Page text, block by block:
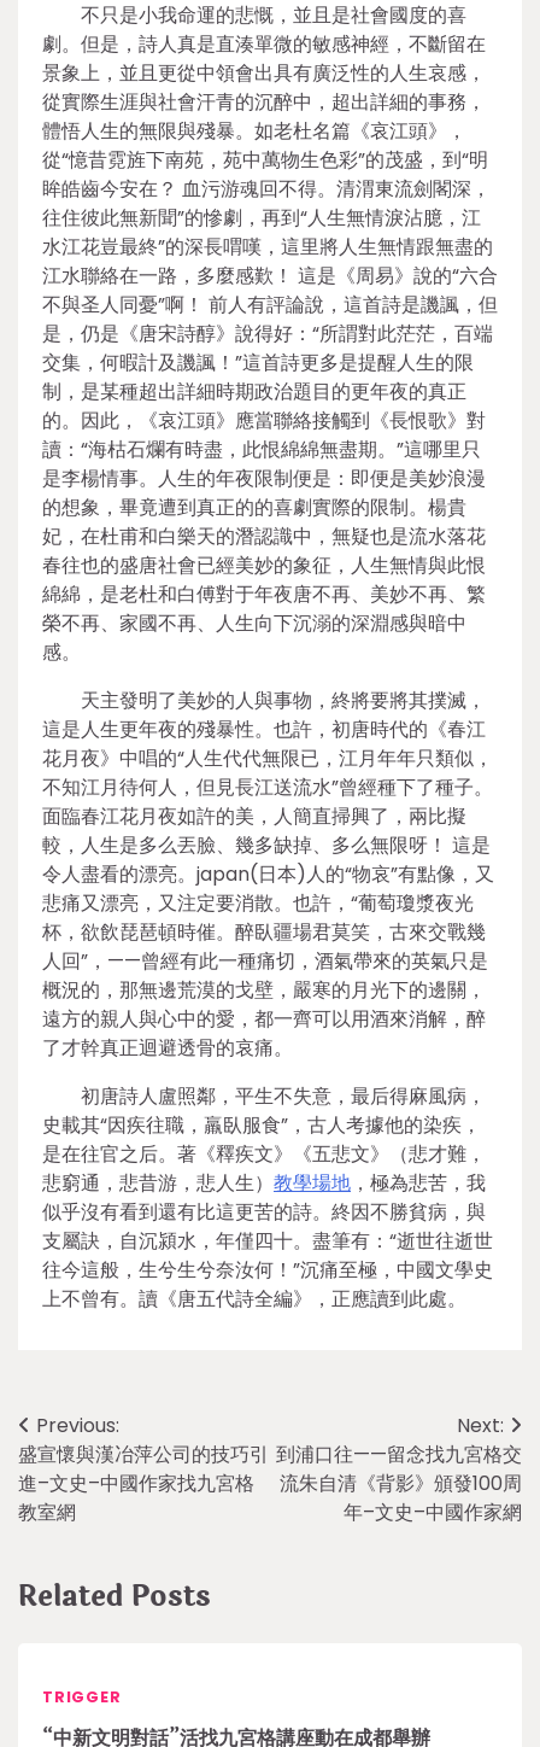
不只是小我命運的悲慨，並且是社會國度的喜
劇。但是，詩人真是直湊單微的敏感神經，不斷留在
景象上，並且更從中領會出具有廣泛性的人生哀感，
從實際生涯與社會汗青的沉醉中，超出詳細的事務，
體悟人生的無限與殘暴。如老杜名篇《哀江頭》，
從“憶昔霓旌下南苑，苑中萬物生色彩”的茂盛，到“明
眸皓齒今安在？ 血污游魂回不得。清渭東流劍閣深，
往住彼此無新聞”的慘劇，再到“人生無情淚沾臆，江
水江花豈最終”的深長喟嘆，這里將人生無情跟無盡的
江水聯絡在一路，多麼感歎！ 這是《周易》說的“六合
不與圣人同憂”啊！ 前人有評論說，這首詩是譏諷，但
是，仍是《唐宋詩醇》說得好：“所謂對此茫茫，百端
交集，何暇計及譏諷！”這首詩更多是提醒人生的限
制，是某種超出詳細時期政治題目的更年夜的真正
的。因此，《哀江頭》應當聯絡接觸到《長恨歌》對
讀：“海枯石爛有時盡，此恨綿綿無盡期。”這哪里只
是李楊情事。人生的年夜限制便是：即便是美妙浪漫
的想象，畢竟遭到真正的的喜劇實際的限制。楊貴
妃，在杜甫和白樂天的潛認識中，無疑也是流水落花
春往也的盛唐社會已經美妙的象征，人生無情與此恨
綿綿，是老杜和白傅對于年夜唐不再、美妙不再、繁
榮不再、家國不再、人生向下沉溺的深淵感與暗中
感。
天主發明了美妙的人與事物，終將要將其撲滅，
這是人生更年夜的殘暴性。也許，初唐時代的《春江
花月夜》中唱的“人生代代無限已，江月年年只類似，
不知江月待何人，但見長江送流水”曾經種下了種子。
面臨春江花月夜如許的美，人簡直掃興了，兩比擬
較，人生是多么丟臉、幾多缺掉、多么無限呀！ 這是
令人盡看的漂亮。japan(日本)人的“物哀”有點像，又
悲痛又漂亮，又注定要消散。也許，“葡萄瓊漿夜光
杯，欲飲琵琶頓時催。醉臥疆場君莫笑，古來交戰幾
人回”，——曾經有此一種痛切，酒氣帶來的英氣只是
概況的，那無邊荒漠的戈壁，嚴寒的月光下的邊關，
遠方的親人與心中的愛，都一齊可以用酒來消解，醉
了才幹真正迴避透骨的哀痛。
初唐詩人盧照鄰，平生不失意，最后得麻風病，
史載其“因疾往職，羸臥服食”，古人考據他的染疾，
是在往官之后。著《釋疾文》《五悲文》（悲才難，
悲窮通，悲昔游，悲人生） 教學場地 ，極為悲苦，我
似乎沒有看到還有比這更苦的詩。終因不勝貧病，與
支屬訣，自沉潁水，年僅四十。盡筆有：“逝世往逝世
往今這般，生兮生兮奈汝何！”沉痛至極，中國文學史
上不曾有。讀《唐五代詩全編》，正應讀到此處。
Post
navigation
Previous:
盛宣懷與漢冶萍公司的技巧引
進–文史–中國作家找九宮格
教室網
Next:
到浦口往——留念找九宮格交
流朱自清《背影》頒發100周
年–文史–中國作家網
Related Posts
TRIGGER
“中新文明對話”活找九宮格講座動在成都舉辦